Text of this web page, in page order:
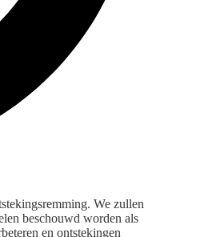
We zullen
beschouwd worden als
en ontstekingen